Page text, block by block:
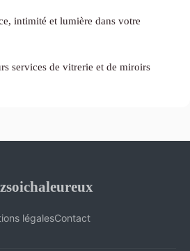
intimité et lumière dans votre
services de vitrerie et de miroirs
légalesContact